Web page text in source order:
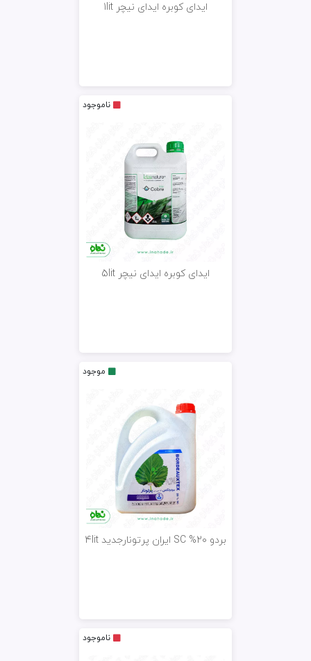
ایدای کوبره ایدای نیچر 1lit
ناموجود
ایدای کوبره ایدای نیچر 5lit
موجود
بردو 20% SC ایران پرتونارجدید 4lit
ناموجود